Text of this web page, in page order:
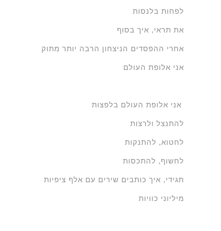
לפחות בלנסות
את תראי, איך בסוף
אחרי ההפסדים הניצחון הרבה יותר מתוק
אני אלופת העולם
אני אלופת העולם בלפצות
להתנצל ולרצות
לחטוא, להתנקות
לחשוף, להתכסות
תגידי, איך כותבים שירים עם אלף ציפיות
מיליוני כוויות